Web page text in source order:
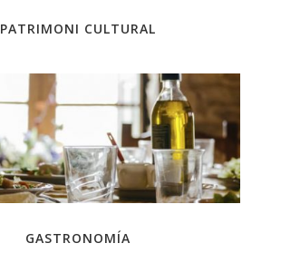
PATRIMONI CULTURAL
GASTRONOMÍA